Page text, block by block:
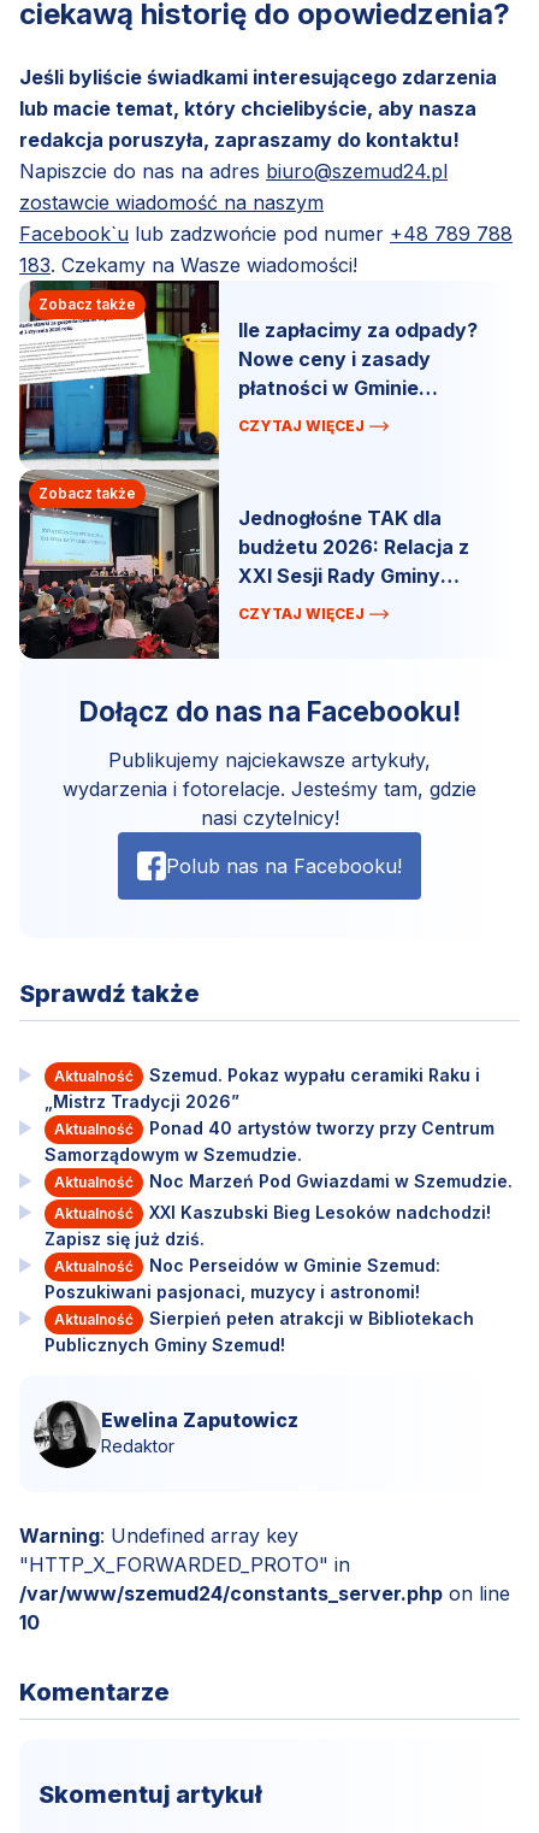
ciekawą historię do opowiedzenia?
Jeśli byliście świadkami interesującego zdarzenia
lub macie temat, który chcielibyście, aby nasza
redakcja poruszyła, zapraszamy do kontaktu!
Napiszcie do nas na adres biuro@szemud24.pl
zostawcie wiadomość na naszym
Facebook`u lub zadzwońcie pod numer +48 789 788
183. Czekamy na Wasze wiadomości!
Zobacz także
Ile zapłacimy za odpady?
Nowe ceny i zasady
płatności w Gminie
Szemud od 2026 r.
CZYTAJ WIĘCEJ
Zobacz także
Jednogłośne TAK dla
budżetu 2026: Relacja z
XXI Sesji Rady Gminy
Szemud.
CZYTAJ WIĘCEJ
Dołącz do nas na Facebooku!
Publikujemy najciekawsze artykuły,
wydarzenia i fotorelacje. Jesteśmy tam, gdzie
nasi czytelnicy!
Polub nas na Facebooku!
Sprawdź także
Aktualność
Szemud. Pokaz wypału ceramiki Raku i
„Mistrz Tradycji 2026”
Aktualność
Ponad 40 artystów tworzy przy Centrum
Samorządowym w Szemudzie.
Aktualność Noc Marzeń Pod Gwiazdami w Szemudzie.
Aktualność
XXI Kaszubski Bieg Lesoków nadchodzi!
Zapisz się już dziś.
Aktualność
Noc Perseidów w Gminie Szemud:
Poszukiwani pasjonaci, muzycy i astronomi!
Aktualność
Sierpień pełen atrakcji w Bibliotekach
Publicznych Gminy Szemud!
Ewelina Zaputowicz
Redaktor
Warning: Undefined array key
"HTTP_X_FORWARDED_PROTO" in
/var/www/szemud24/constants_server.php on line
10
Komentarze
Skomentuj artykuł